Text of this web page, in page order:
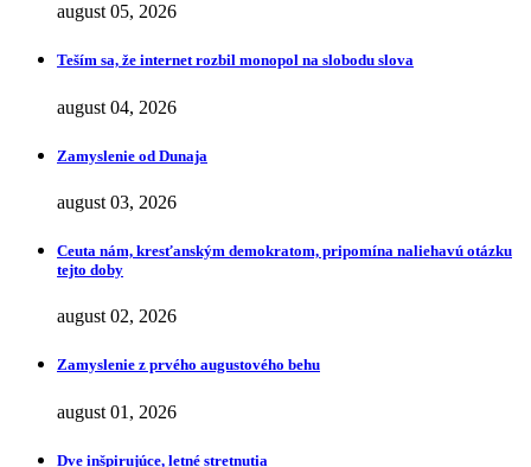
august 05, 2026
Teším sa, že internet rozbil monopol na slobodu slova
august 04, 2026
Zamyslenie od Dunaja
august 03, 2026
Ceuta nám, kresťanským demokratom, pripomína naliehavú otázku
tejto doby
august 02, 2026
Zamyslenie z prvého augustového behu
august 01, 2026
Dve inšpirujúce, letné stretnutia